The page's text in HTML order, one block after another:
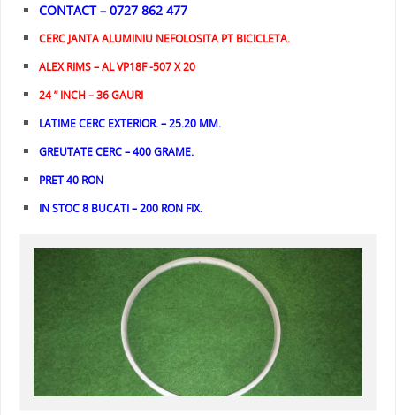
CONTACT – 0727 862 477
CERC JANTA ALUMINIU NEFOLOSITA PT BICICLETA.
ALEX RIMS – AL VP18F -507 X 20
24 ” INCH – 36 GAURI
LATIME CERC EXTERIOR. – 25.20 MM.
GREUTATE CERC – 400 GRAME.
PRET 40 RON
IN STOC 8 BUCATI – 200 RON FIX.